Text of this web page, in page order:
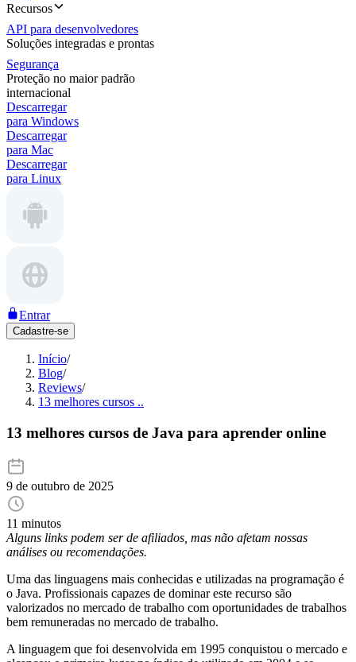
Recursos
API para desenvolvedores
Soluções integradas e prontas
Segurança
Proteção no maior padrão
internacional
Descarregar
para Windows
Descarregar
para Mac
Descarregar
para Linux
Entrar
Cadastre-se
Início/
Blog/
Reviews/
13 melhores cursos ..
13 melhores cursos de Java para aprender online
9 de outubro de 2025
11 minutos
Alguns links podem ser de afiliados, mas não afetam nossas
análises ou recomendações.
Uma das linguagens mais conhecidas e utilizadas na programação é
o Java. Profissionais capazes de dominar este recurso são
valorizados no mercado de trabalho com oportunidades de trabalhos
bem remuneradas no mercado de trabalho.
A linguagem que foi desenvolvida em 1995 conquistou o mercado e